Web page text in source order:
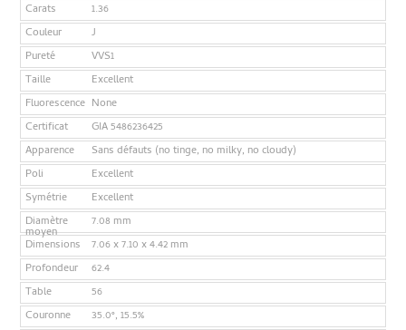
Carats
1.36
Couleur
J
Pureté
VVS1
Taille
Excellent
Fluorescence None
Certificat
GIA 5486236425
Apparence
Sans défauts (no tinge, no milky, no cloudy)
Poli
Excellent
Symétrie
Excellent
Diamètre
moyen
7.08 mm
Dimensions
7.06 x 7.10 x 4.42 mm
Profondeur
62.4
Table
56
Couronne
35.0°, 15.5%